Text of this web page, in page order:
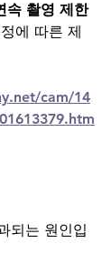
속 촬영 제한
에 따른 제
cam/14
되는 원인입